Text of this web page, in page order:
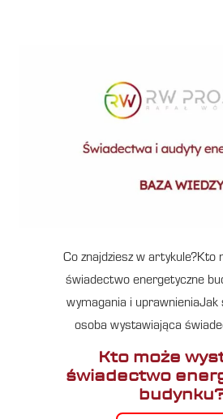
Co znajdziesz w artykule?Kto
świadectwo energetyczne
wymagania i uprawnieniaJak
osoba wystawiająca
Kto może
świadectwo